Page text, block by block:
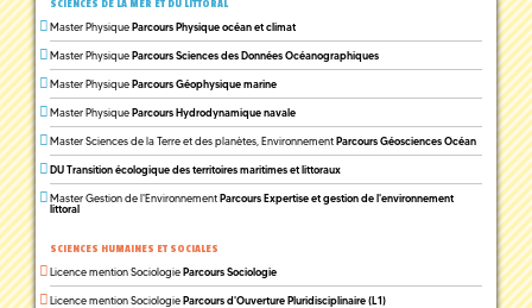
SCIENCES DE LA MER ET DU LITTORAL
Master PhysiqueParcours Physique océan et climat
Master PhysiqueParcours Sciences des Données Océanographiques
Master PhysiqueParcours Géophysique marine
Master PhysiqueParcours Hydrodynamique navale
Master Sciences de la Terre et des planètes, EnvironnementParcours Géosciences Océan
DU Transition écologique des territoires maritimes et littoraux
Master Gestion de l'EnvironnementParcours Expertise et gestion de l'environnement
littoral
SCIENCES HUMAINES ET SOCIALES
Licence mention SociologieParcours Sociologie
Licence mention SociologieParcours d'Ouverture Pluridisciplinaire (L1)